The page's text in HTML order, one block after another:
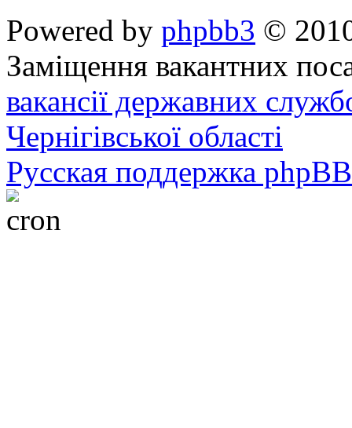
Powered by phpbb3 ©
Заміщення вакантних
вакансії державних
Чернігівської області
Русская поддержка phpBB